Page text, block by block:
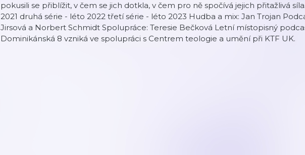
pokusili se přiblížit, v čem se jich dotkla, v čem pro ně spočívá jejich přitažlivá
2021 druhá série - léto 2022 třetí série - léto 2023 Hudba a mix: Jan Trojan
Jirsová a Norbert Schmidt Spolupráce: Teresie Bečková Letní místopisný
Dominikánská 8 vzniká ve spolupráci s Centrem teologie a umění při KTF UK.